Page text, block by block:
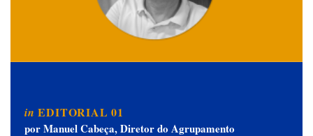
in EDITORIAL 01
por Manuel Cabeça, Diretor do Agrupamento